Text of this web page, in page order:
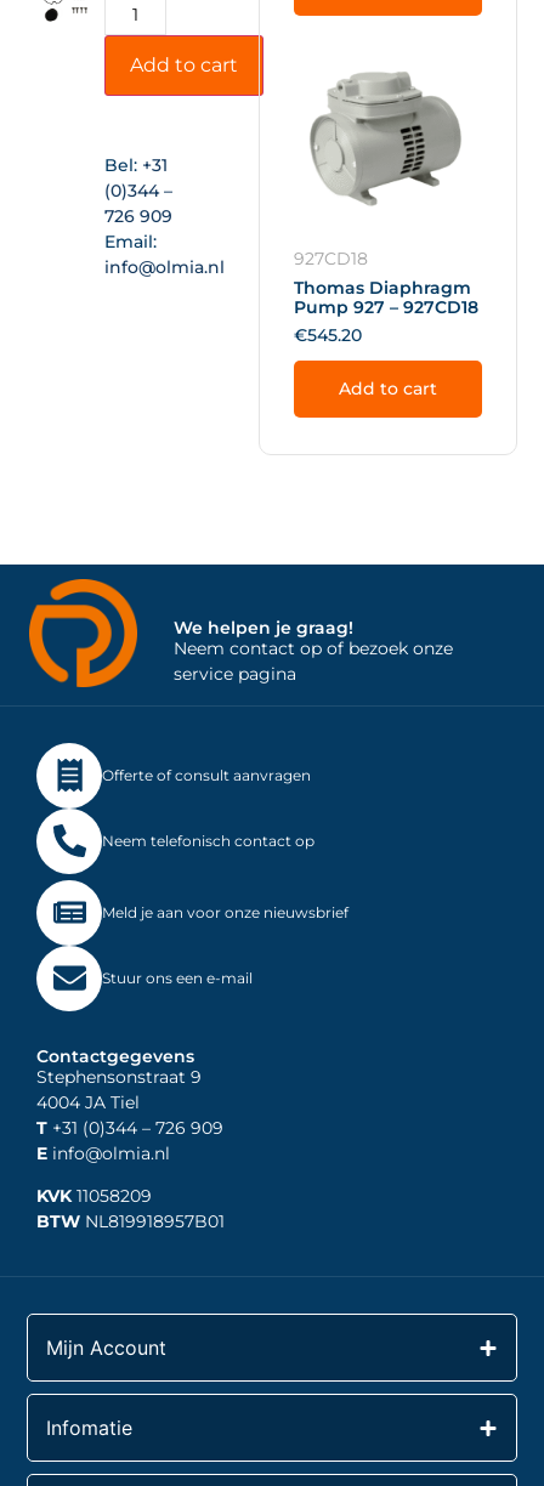
Add to cart
Bel: +31
(0)344 –
726 909
Email:
info@olmia.nl
927CD18
Thomas Diaphragm
Pump 927 – 927CD18
€545.20
Add to cart
We helpen je graag!
Neem contact op of bezoek onze
service pagina
Offerte of consult aanvragen
Neem telefonisch contact op
Meld je aan voor onze nieuwsbrief
Stuur ons een e-mail
Contactgegevens
Stephensonstraat 9
4004 JA Tiel
T +31 (0)344 – 726 909
E info@olmia.nl
KVK11058209
BTW NL819918957B01
Mijn Account
Infomatie